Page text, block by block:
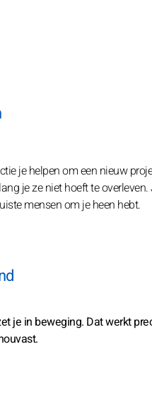
je helpen om een nieuw
je ze niet hoeft te
mensen om je heen hebt.
je in beweging. Dat werkt